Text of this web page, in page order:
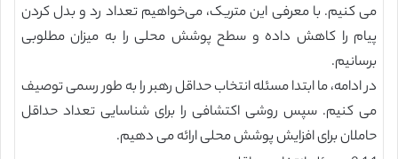
می کنیم. با معرفی این متریک، می‌خواهیم تعداد رد و بدل کردن
پیام را کاهش داده و سطح پوشش محلی را به میزان مطلوبی
برسانیم.
در ادامه، ما ابتدا مسئله انتخاب حداقل رهبر را به طور رسمی توصیف
می کنیم. سپس روشی اکتشافی را برای شناسایی تعداد حداقل
حاملان برای افزایش پوشش محلی ارائه می دهیم.